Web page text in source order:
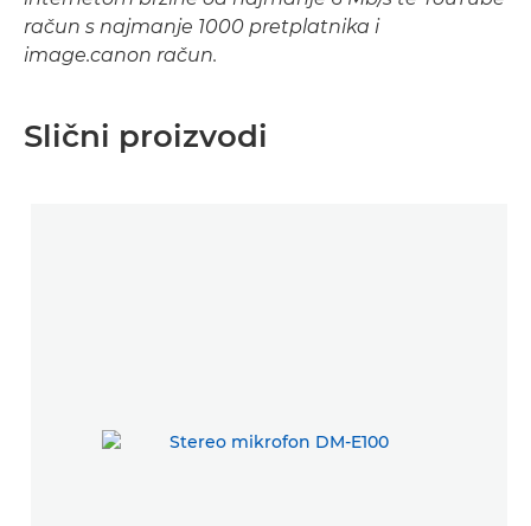
račun s najmanje 1000 pretplatnika i
image.canon račun.
Slični proizvodi